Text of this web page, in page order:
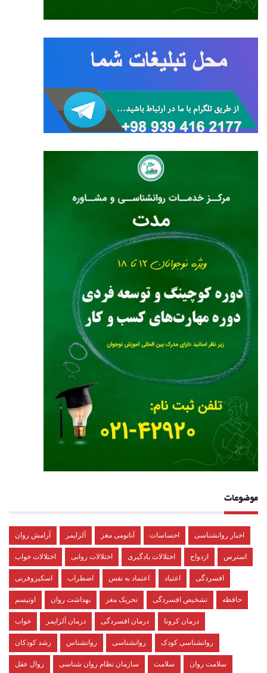
موضوعات
آرامش روان آلزایمر آناتومی مغز احساسات اخبار روانشناسی
اختلالات خواب اختلالات روانی اختلالات یادگیری ازدواج استرس
اسکیزوفرنی اضطراب اعتماد به نفس اعتیاد افسردگی
اوتیسم بهداشت روان تحریک مغز تشخیص افسردگی حافظه
خواب درمان آلزایمر درمان افسردگی درمان کرونا
رشد کودکان روانشناس روانشناسی روانشناسی کودک
زوال عقل سازمان نظام روان شناسی سلامت سلامت روان